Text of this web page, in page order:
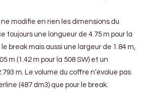
ne modifie en rien les dimensions du
toujours une longueur de 4.75 m pour la
le break mais aussi une largeur de 1.84 m,
m (1.42 m pour la 508 SW) et un
m. Le volume du coffre n’évolue pas
(487 dm3) que pour le break.